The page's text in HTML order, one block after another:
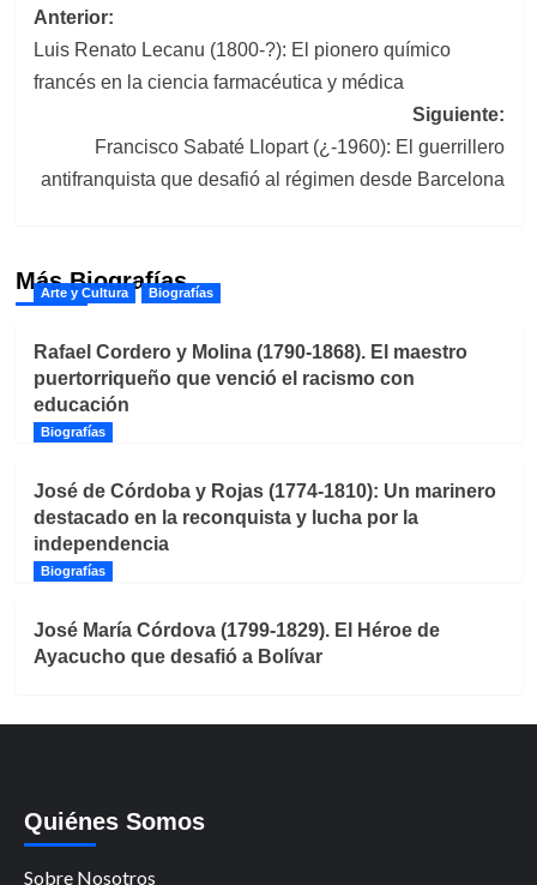
Navegación
de
Anterior:
Luis Renato Lecanu (1800-?): El pionero químico
francés en la ciencia farmacéutica y médica
Siguiente:
Francisco Sabaté Llopart (¿-1960): El guerrillero
antifranquista que desafió al régimen desde Barcelona
Más Biografías
Arte y Cultura Biografías
Rafael Cordero y Molina (1790-1868). El maestro
puertorriqueño que venció el racismo con
educación
Biografías
José de Córdoba y Rojas (1774-1810): Un marinero
destacado en la reconquista y lucha por la
independencia
Biografías
José María Córdova (1799-1829). El Héroe de
Ayacucho que desafió a Bolívar
Quiénes Somos
Sobre Nosotros